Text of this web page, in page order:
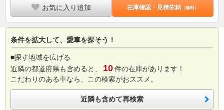
お気に入り追加 在庫確認・見積依頼（無料）
条件を拡大して、愛車を探そう！
■探す地域を広げる
近隣の都道府県も含めると、
10件の在庫があります！
こだわりのある車なら、この検索がおススメ。
近隣も含めて再検索